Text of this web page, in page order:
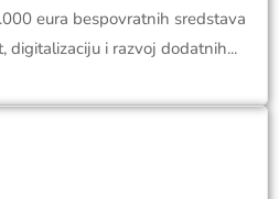
eura bespovratnih sredstava
digitalizaciju i razvoj dodatnih...